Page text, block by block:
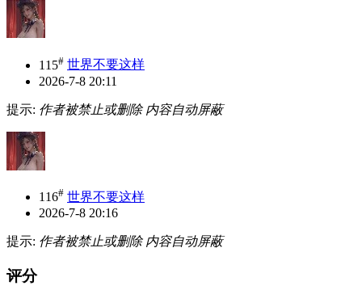
115# 世界不要这样
2026-7-8 20:11
提示: 作者被禁止或删除 内容自动屏蔽
116# 世界不要这样
2026-7-8 20:16
提示: 作者被禁止或删除 内容自动屏蔽
评分